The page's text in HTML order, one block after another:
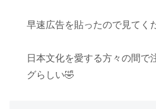
早速広告を貼ったので見てく
日本文化を愛する方々の間で
グらしい🤣